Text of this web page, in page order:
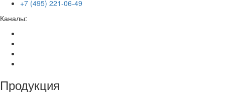
+7 (495) 221-06-49
Каналы:
Продукция